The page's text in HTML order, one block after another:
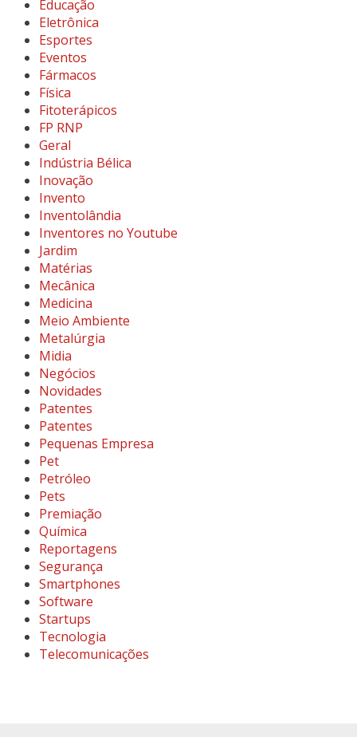
Educação
Eletrônica
Esportes
Eventos
Fármacos
Física
Fitoterápicos
FP RNP
Geral
Indústria Bélica
Inovação
Invento
Inventolândia
Inventores no Youtube
Jardim
Matérias
Mecânica
Medicina
Meio Ambiente
Metalúrgia
Midia
Negócios
Novidades
Patentes
Patentes
Pequenas Empresa
Pet
Petróleo
Pets
Premiação
Química
Reportagens
Segurança
Smartphones
Software
Startups
Tecnologia
Telecomunicações